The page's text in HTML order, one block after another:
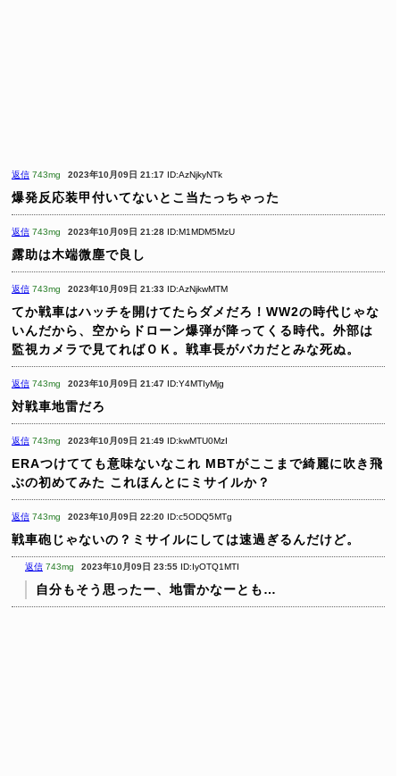
返信 743mg 2023年10月09日 21:17 ID:AzNjkyNTk
爆発反応装甲付いてないとこ当たっちゃった
返信 743mg 2023年10月09日 21:28 ID:M1MDM5MzU
露助は木端微塵で良し
返信 743mg 2023年10月09日 21:33 ID:AzNjkwMTM
てか戦車はハッチを開けてたらダメだろ！WW2の時代じゃな
いんだから、空からドローン爆弾が降ってくる時代。外部は
監視カメラで見てればＯＫ。戦車長がバカだとみな死ぬ。
返信 743mg 2023年10月09日 21:47 ID:Y4MTIyMjg
対戦車地雷だろ
返信 743mg 2023年10月09日 21:49 ID:kwMTU0MzI
ERAつけてても意味ないなこれ MBTがここまで綺麗に吹き飛
ぶの初めてみた これほんとにミサイルか？
返信 743mg 2023年10月09日 22:20 ID:c5ODQ5MTg
戦車砲じゃないの？ミサイルにしては速過ぎるんだけど。
返信 743mg 2023年10月09日 23:55 ID:IyOTQ1MTI
自分もそう思ったー、地雷かなーとも…